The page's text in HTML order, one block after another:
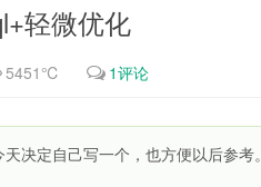
轻微优化
5451℃ 1评论
决定自己写一个，也方便以后参